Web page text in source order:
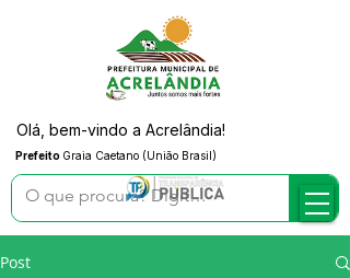
Prefeito Graia Caetano (União Brasil)
Olá, bem-vindo a Acrelândia!
Post